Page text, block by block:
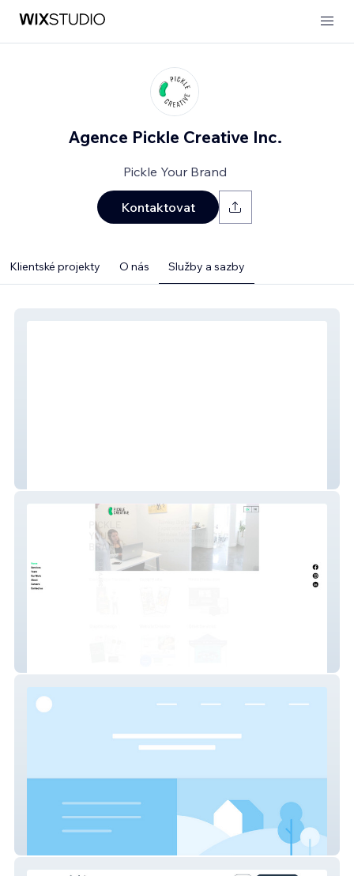
Agence Pickle Creative Inc.
Pickle Your Brand
Kontaktovat
Klientské projekty O nás Služby a sazby